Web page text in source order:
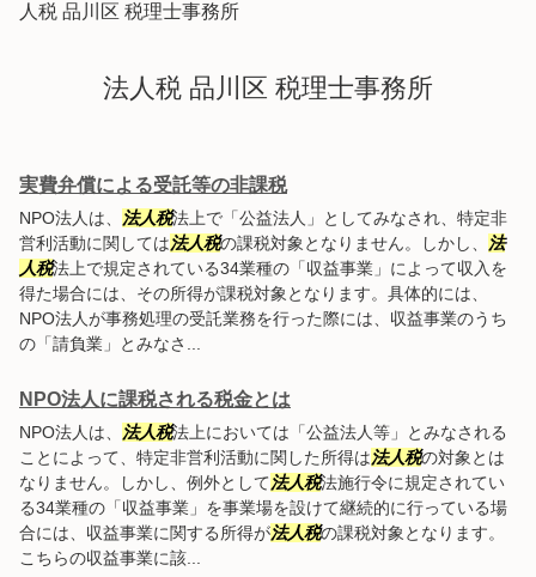
人税 品川区 税理士事務所
法人税 品川区 税理士事務所
実費弁償による受託等の非課税
NPO法人は、 法人税法上で「公益法人」としてみなされ、特定非
営利活動に関しては法人税の課税対象となりません。しかし、
法
人税法上で規定されている34業種の「収益事業」によって収入を
得た場合には、その所得が課税対象となります。具体的には、
NPO法人が事務処理の受託業務を行った際には、収益事業のうち
の「請負業」とみなさ...
NPO法人に課税される税金とは
NPO法人は、 法人税法上においては「公益法人等」とみなされる
ことによって、特定非営利活動に関した所得は法人税の対象とは
なりません。しかし、例外として法人税法施行令に規定されてい
る34業種の「収益事業」を事業場を設けて継続的に行っている場
合には、収益事業に関する所得が法人税の課税対象となります。
こちらの収益事業に該...